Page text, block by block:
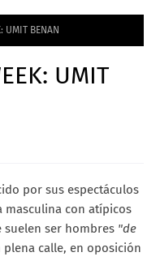
UMIT BENAN
UMIT
por sus espectáculos
masculina con atípicos
ser hombres "de
plena calle, en oposición